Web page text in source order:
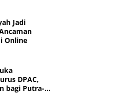
Jadi
Online
DPAC,
bagi Putra-